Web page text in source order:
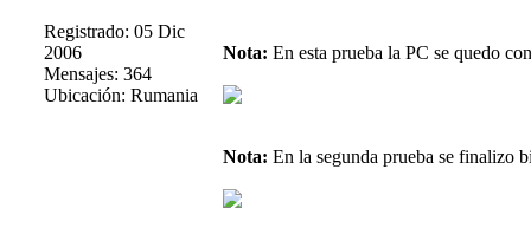
Registrado: 05 Dic
2006
Mensajes: 364
Ubicación: Rumania
Nota: En esta prueba la PC se quedo
Nota: En la segunda prueba se finalizo